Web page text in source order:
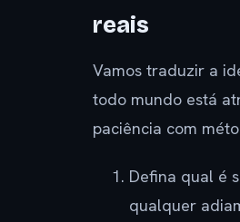
reais
Vamos traduzir a
todo mundo está
paciência com
Defina qual é
qualquer